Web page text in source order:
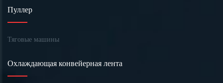
Пуллер
Тяговые машины
Охлаждающая конвейерная лента